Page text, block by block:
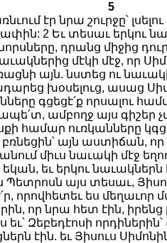
5
էր նրա շուրջը՝
2 Եւ տեսաւ երկու
դրանց միջից
մէկի մէջ, որ
այն. նստեց ու
խօսելուց, ասաց
գցեցէ՛ք որսալու
ամբողջ այս գիշեր
համար ուռկանները
այն աստիճան,
միւս նաւակի մէջ
եւ երկու նաւակներն
այս տեսաւ,
որովհետեւ ես
որ նրա հետ էին,
Զեբեդէոսի
էին. եւ Յիսուս